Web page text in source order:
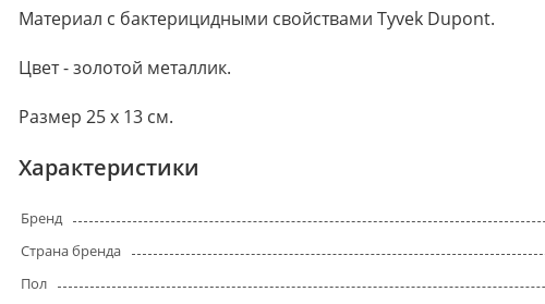
Материал с бактерицидными свойствами Tyvek Dupont.
Цвет - золотой металлик.
Размер 25 х 13 см.
Характеристики
Бренд
Страна бренда
Пол